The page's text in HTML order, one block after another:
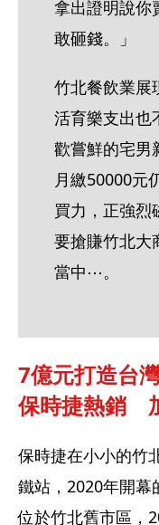
拿出證明說你
敢砸錢。」
竹北餐飲業展
活育樂支出也
歡嘗鮮的宅男
月繳50000元
買力，正強烈
要搶賺竹北大
當中⋯。
7億元打造台
保時捷熱銷　
保時捷在小小的竹
鐵站，2020年開幕
位於竹北舊市區，